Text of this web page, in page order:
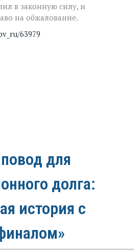
в законную силу, и
на обжалование.
63979
для
долга:
история с